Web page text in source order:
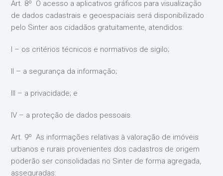
Art. 8º O acesso a aplicativos gráficos para visualização
de dados cadastrais e geoespaciais será disponibilizado
pelo Sinter aos cidadãos gratuitamente, atendidos:
I – os critérios técnicos e normativos de sigilo;
II – a segurança da informação;
III – a privacidade; e
IV – a proteção de dados pessoais.
Art. 9º As informações relativas à valoração de imóveis
urbanos e rurais provenientes dos cadastros de origem
poderão ser consolidadas no Sinter de forma agregada,
asseguradas: